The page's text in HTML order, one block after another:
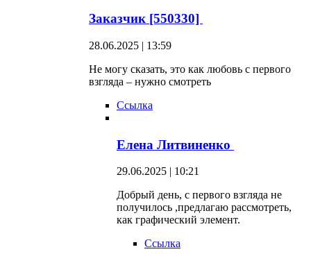
Заказчик [550330]
28.06.2025 | 13:59
Не могу сказать, это как любовь с первого
взгляда – нужно смотреть
Ссылка
Елена Литвиненко
29.06.2025 | 10:21
Добрый день, с первого взгляда не
получилось ,предлагаю рассмотреть,
как графический элемент.
Ссылка